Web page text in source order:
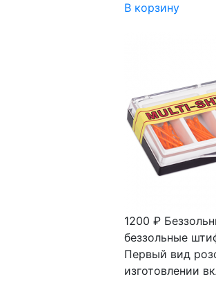
В корзину
1200 ₽
беззольные
Первый вид
изготовлении